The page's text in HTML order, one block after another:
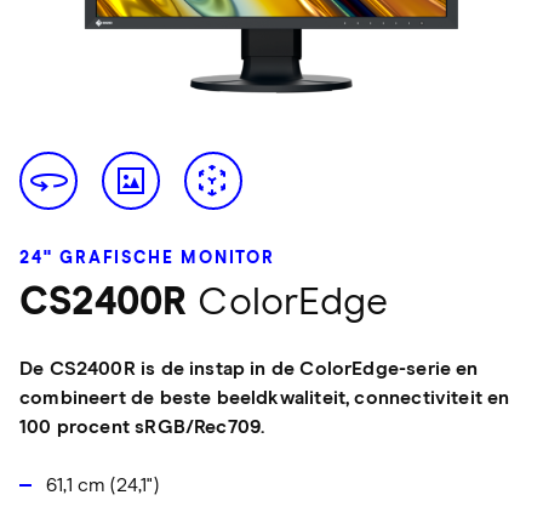
24" GRAFISCHE MONITOR
CS2400R ColorEdge
De CS2400R is de instap in de ColorEdge-serie en
combineert de beste beeldkwaliteit, connectiviteit en
100 procent sRGB/Rec709.
61,1 cm (24,1")